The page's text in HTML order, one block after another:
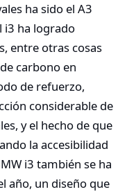
ha sido el A3
i3 ha logrado
entre otras cosas
carbono en
de refuerzo,
considerable de
y el hecho de que
la accesibilidad
i3 también se ha
año, un diseño que